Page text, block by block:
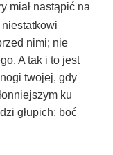
miał nastąpić na
niestatkowi
nimi; nie
A tak i to jest
twojej, gdy
ku
głupich; boć